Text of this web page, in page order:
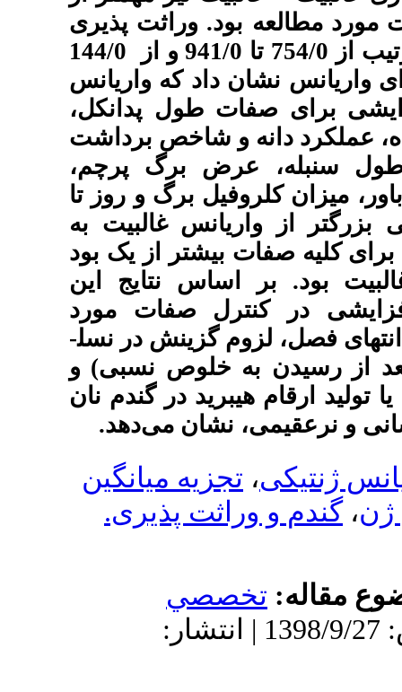
وراثت پذیری
عمومی و خصوصی صفات به ترتیب از 754/0 تا 941/0 و از 144/0
داد که واریانس
طول پدانکل،
شاخص برداشت
برگ پرچم،
برگ و روز تا
غالبیت به
از یک بود
نتایج این
صفات مورد
در نسل­
خلوص نسبی) و
در گندم نان
می‌دهد.
میانگین
پذیری.
1398/9/27 | انتشار: